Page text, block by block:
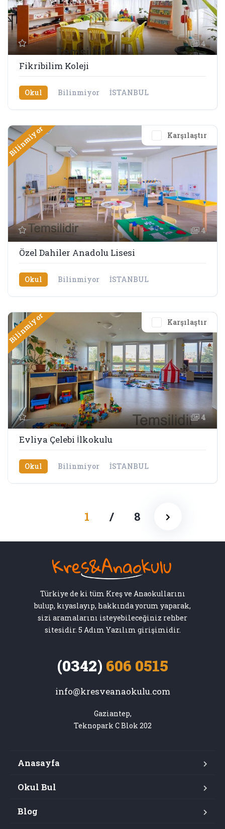
4
Fikribilim Koleji
Okul Bilinmiyor İSTANBUL
Karşılaştır
Bilinmiyor
4
Özel Dahiler Anadolu Lisesi
Okul Bilinmiyor İSTANBUL
Karşılaştır
Bilinmiyor
4
Evliya Çelebi İlkokulu
Okul Bilinmiyor İSTANBUL
1 / 8
Türkiye de ki tüm Kreş ve Anaokullarını
bulup, kıyaslayıp, hakkında yorum yaparak,
sizi aramalarını isteyebileceğiniz rehber
sitesidir. 5 Adım Yazılım girişimidir.
(0342) 606 0515
info@kresveanaokulu.com
Gaziantep,
Teknopark C Blok 202
Anasayfa
Okul Bul
Blog